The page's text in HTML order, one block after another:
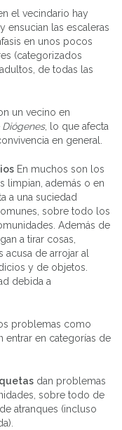
el vecindario hay
ensucian las escaleras
en unos pocos
(categorizados
de todas las
un vecino en
, lo que afecta
en general.
En muchos son los
limpian, además o en
a una suciedad
sobre todo los
Además de
a tirar cosas,
acusa de arrojar al
y de objetos.
debida a
problemas como
entrar en categorías de
dan problemas
sobre todo de
atranques (incluso